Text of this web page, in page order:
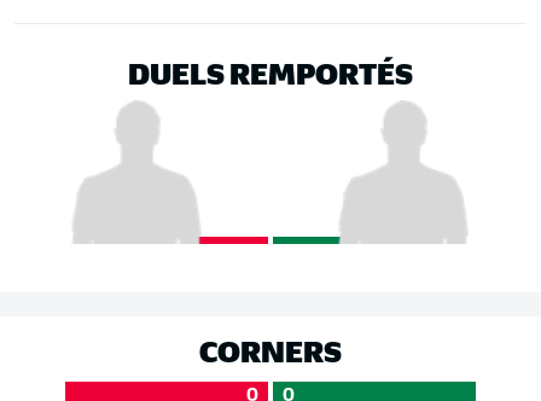
DUELS REMPORTÉS
CORNERS
0 0